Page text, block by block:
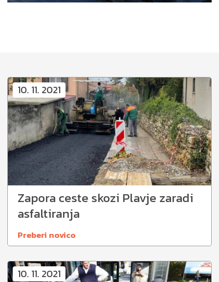
10. 11. 2021
Zapora ceste skozi Plavje zaradi
asfaltiranja
Preberi novico
10. 11. 2021